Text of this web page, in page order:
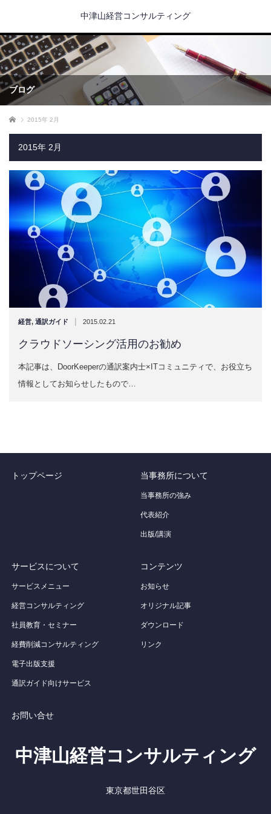
中津山経営コンサルティング
ブログ
ホーム 2015年 2月
2015年 2月
経営, 通訳ガイド | 2015.02.21
クラウドソーシング活用のお勧め
本記事は、DoorKeeperの通訳案内士×ITコミュニティで、お役立ち
情報としてお知らせしたもので…
トップページ 当事務所について
当事務所の強み
代表紹介
出版/講演
サービスについて
サービスメニュー
経営コンサルティング
社員教育・セミナー
経費削減コンサルティング
電子出版支援
通訳ガイド向けサービス
コンテンツ
お知らせ
オリジナル記事
ダウンロード
リンク
お問い合せ
中津山経営コンサルティング
東京都世田谷区